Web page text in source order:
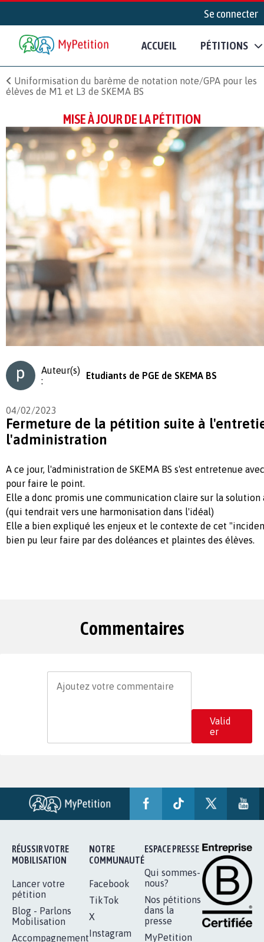
Se connecter
ACCUEIL PÉTITIONS
Uniformisation du barème de notation note/GPA pour les
élèves de M1 et L3 de SKEMA BS
MISE À JOUR DE LA PÉTITION
Auteur(s)
:
Etudiants de PGE de SKEMA BS
04/02/2023
Fermeture de la pétition suite à
l'administration
A ce jour, l'administration de SKEMA BS s'est entretenue
pour faire le point.
Elle a donc promis une communication claire sur la solution
(qui tendrait vers une harmonisation dans l'idéal)
Elle a bien expliqué les enjeux et le contexte de cet
bien pu leur faire par des doléances et plaintes des élèves.
Commentaires
Valid
er
RÉUSSIR VOTRE
MOBILISATION
Lancer votre
pétition
Blog - Parlons
Mobilisation
Accompagnement
NOTRE
COMMUNAUTÉ
Facebook
TikTok
X
Instagram
ESPACE PRESSE
Qui sommes-
nous?
Nos pétitions
dans la
presse
MyPetition